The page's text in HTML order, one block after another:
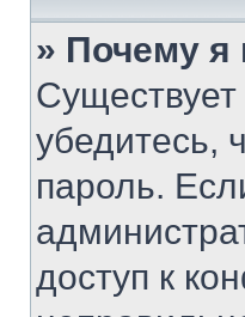
» Почему я
убедитесь,
пароль.
доступ к